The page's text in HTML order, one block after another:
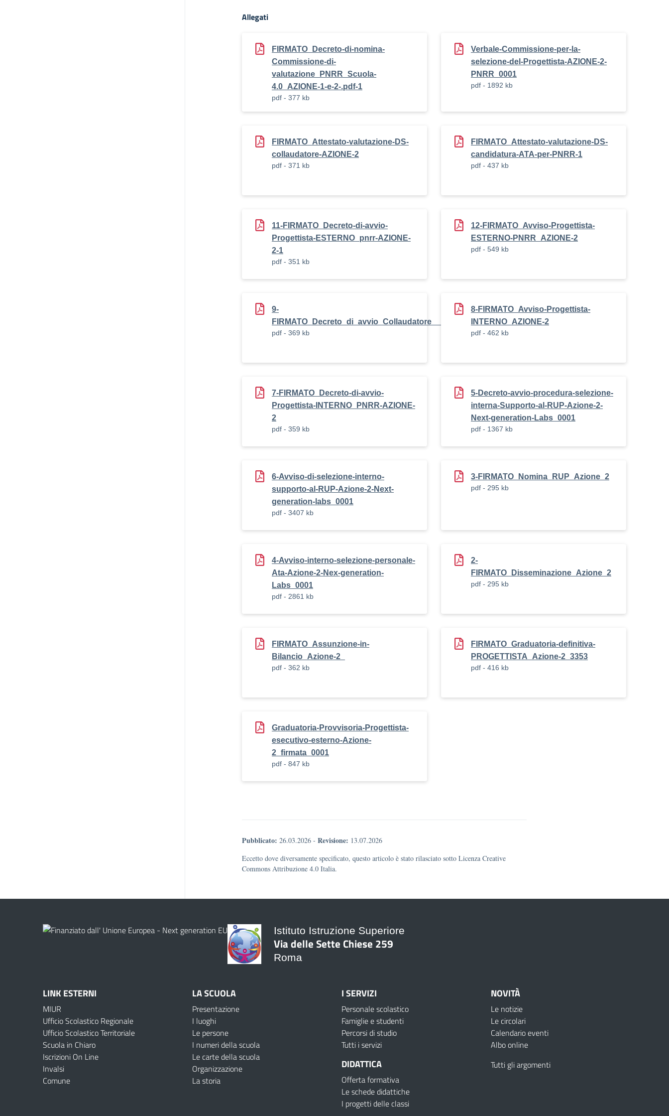
Allegati
FIRMATO_Decreto-di-nomina-
Commissione-di-
valutazione_PNRR_Scuola-
4.0_AZIONE-1-e-2-.pdf-1
pdf - 377 kb
Verbale-Commissione-per-la-
selezione-del-Progettista-AZIONE-2-
PNRR_0001
pdf - 1892 kb
FIRMATO_Attestato-valutazione-DS-
collaudatore-AZIONE-2
pdf - 371 kb
FIRMATO_Attestato-valutazione-DS-
candidatura-ATA-per-PNRR-1
pdf - 437 kb
11-FIRMATO_Decreto-di-avvio-
Progettista-ESTERNO_pnrr-AZIONE-
2-1
pdf - 351 kb
12-FIRMATO_Avviso-Progettista-
ESTERNO-PNRR_AZIONE-2
pdf - 549 kb
9-
FIRMATO_Decreto_di_avvio_Collaudatore__INTERNO_PNRR_AZIONE_2
pdf - 369 kb
8-FIRMATO_Avviso-Progettista-
INTERNO_AZIONE-2
pdf - 462 kb
7-FIRMATO_Decreto-di-avvio-
Progettista-INTERNO_PNRR-AZIONE-
2
pdf - 359 kb
5-Decreto-avvio-procedura-selezione-
interna-Supporto-al-RUP-Azione-2-
Next-generation-Labs_0001
pdf - 1367 kb
6-Avviso-di-selezione-interno-
supporto-al-RUP-Azione-2-Next-
generation-labs_0001
pdf - 3407 kb
3-FIRMATO_Nomina_RUP_Azione_2
pdf - 295 kb
4-Avviso-interno-selezione-personale-
Ata-Azione-2-Nex-generation-
Labs_0001
pdf - 2861 kb
2-
FIRMATO_Disseminazione_Azione_2
pdf - 295 kb
FIRMATO_Assunzione-in-
Bilancio_Azione-2_
pdf - 362 kb
FIRMATO_Graduatoria-definitiva-
PROGETTISTA_Azione-2_3353
pdf - 416 kb
Graduatoria-Provvisoria-Progettista-
esecutivo-esterno-Azione-
2_firmata_0001
pdf - 847 kb
Pubblicato: 26.03.2026 - Revisione: 13.07.2026
Eccetto dove diversamente specificato, questo articolo è stato rilasciato sotto Licenza Creative
Commons Attribuzione 4.0 Italia.
Istituto Istruzione Superiore
Via delle Sette Chiese 259
Roma
LINK ESTERNI
MIUR
Ufficio Scolastico Regionale
Ufficio Scolastico Territoriale
Scuola in Chiaro
Iscrizioni On Line
Invalsi
Comune
LA SCUOLA
Presentazione
I luoghi
Le persone
I numeri della scuola
Le carte della scuola
Organizzazione
La storia
I SERVIZI
Personale scolastico
Famiglie e studenti
Percorsi di studio
Tutti i servizi
DIDATTICA
Offerta formativa
Le schede didattiche
I progetti delle classi
NOVITÀ
Le notizie
Le circolari
Calendario eventi
Albo online
Tutti gli argomenti